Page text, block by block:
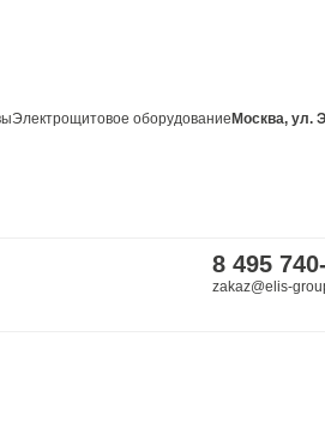
Электрощитовое оборудование Москва, ул.
8 495
zakaz@elis-